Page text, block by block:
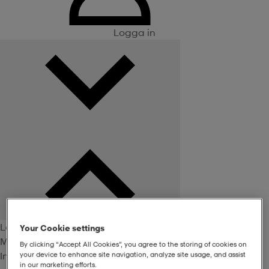
Logga in
Logga in
Medlemsförmåner
Inte medlem? Bli det här!
Your Cookie settings
By clicking “Accept All Cookies”, you agree to the storing of cookies on
your device to enhance site navigation, analyze site usage, and assist
in our marketing efforts.